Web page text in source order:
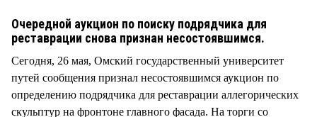
Очередной аукцион по поиску подрядчика для
реставрации снова признан несостоявшимся.
Сегодня, 26 мая, Омский государственный университет
путей сообщения признал несостоявшимся аукцион по
определению подрядчика для реставрации аллегорических
скульптур на фронтоне главного фасада. На торги со